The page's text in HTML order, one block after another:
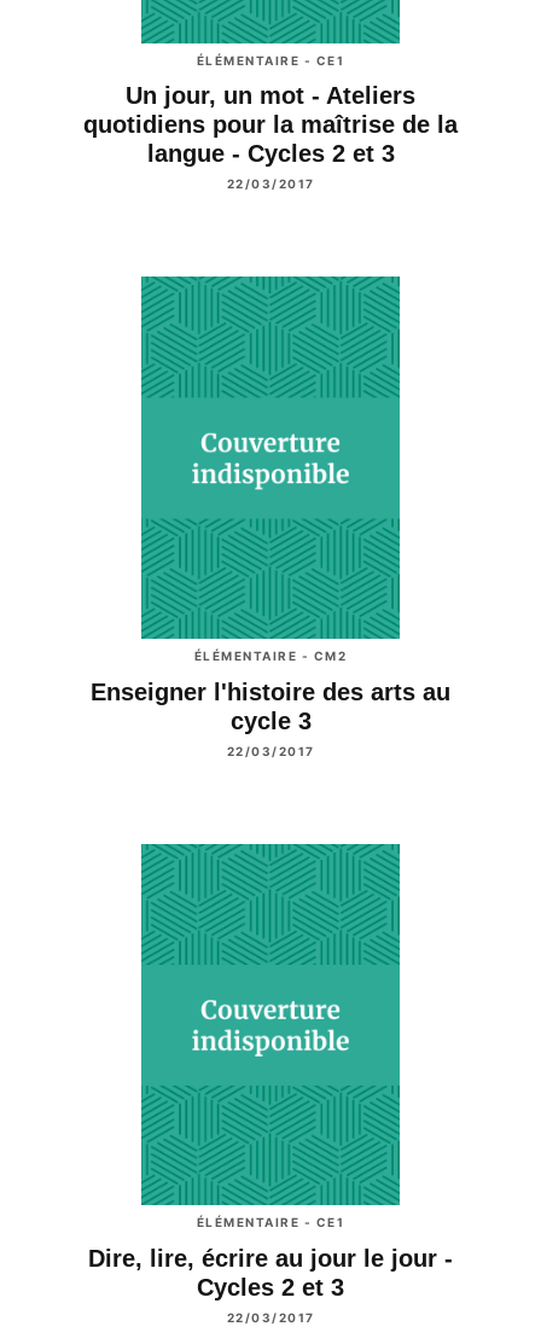
ÉLÉMENTAIRE - CE1
Un jour, un mot - Ateliers
quotidiens pour la maîtrise de la
langue - Cycles 2 et 3
22/03/2017
ÉLÉMENTAIRE - CM2
Enseigner l'histoire des arts au
cycle 3
22/03/2017
ÉLÉMENTAIRE - CE1
Dire, lire, écrire au jour le jour -
Cycles 2 et 3
22/03/2017